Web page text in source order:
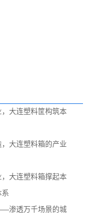
大连塑料筐构筑本
大连塑料箱的产业
大连塑料箱撑起本
系
渗透万千场景的城